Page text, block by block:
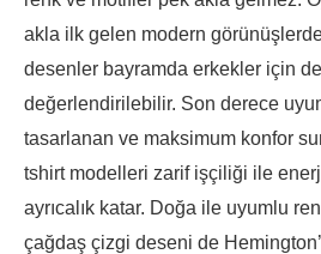
akla ilk gelen modern
desenler bayramda erkekler için
değerlendirilebilir. Son derece
tasarlanan ve maksimum konfor
tshirt modelleri zarif işçiliği ile
ayrıcalık katar. Doğa ile uyumlu
çağdaş çizgi deseni de